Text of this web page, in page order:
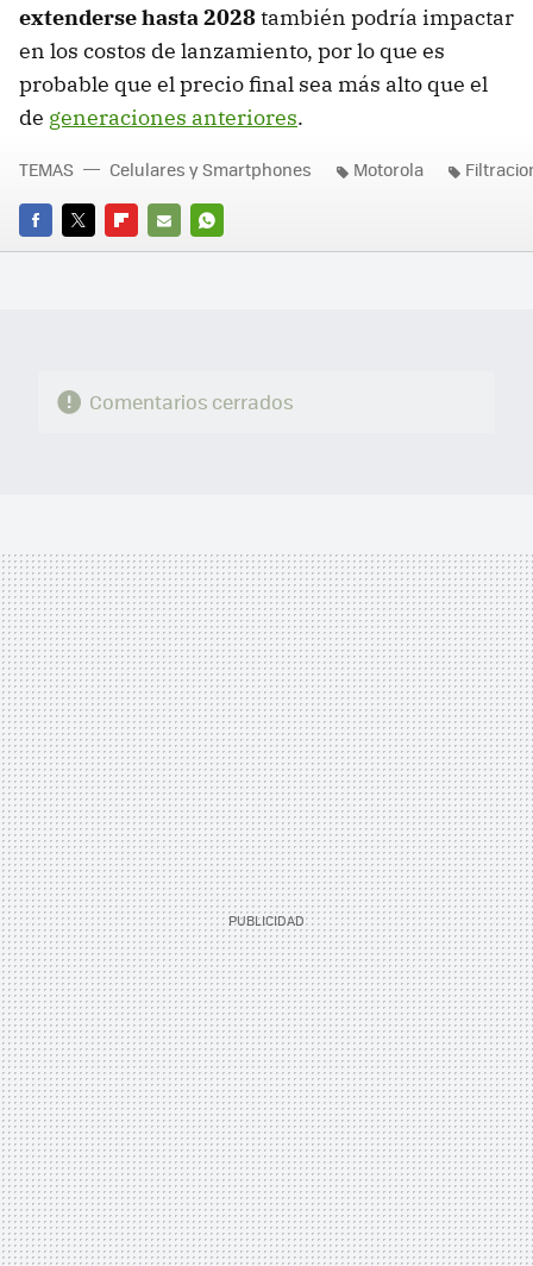
extenderse hasta 2028también podría impactar
en los costos de lanzamiento, por lo que es
probable que el precio final sea más alto que el
de generaciones anteriores.
FACEBOOK
TWITTERFLIPBOARD
E-
WHATSAPP
TEMAS Celulares y Smartphones Motorola
Comentarios cerrados